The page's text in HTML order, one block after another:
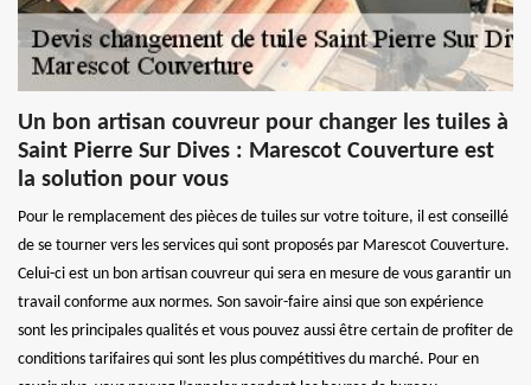
Un bon artisan couvreur pour changer les tuiles à
Saint Pierre Sur Dives : Marescot Couverture est
la solution pour vous
Pour le remplacement des pièces de tuiles sur votre toiture, il est conseillé
de se tourner vers les services qui sont proposés par Marescot Couverture.
Celui-ci est un bon artisan couvreur qui sera en mesure de vous garantir un
travail conforme aux normes. Son savoir-faire ainsi que son expérience
sont les principales qualités et vous pouvez aussi être certain de profiter de
conditions tarifaires qui sont les plus compétitives du marché. Pour en